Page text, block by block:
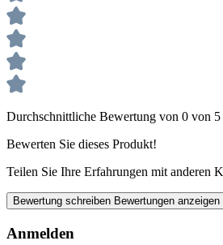
Durchschnittliche Bewertung von 0 von 5
Bewerten Sie dieses Produkt!
Teilen Sie Ihre Erfahrungen mit anderen
Bewertung schreiben Bewertungen anzeigen
Anmelden